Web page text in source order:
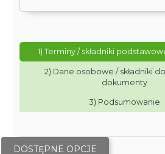
1) Terminy / składniki
2) Dane osobowe / składniki
dokumenty
3) Podsumowanie
DOSTĘPNE OPCJE